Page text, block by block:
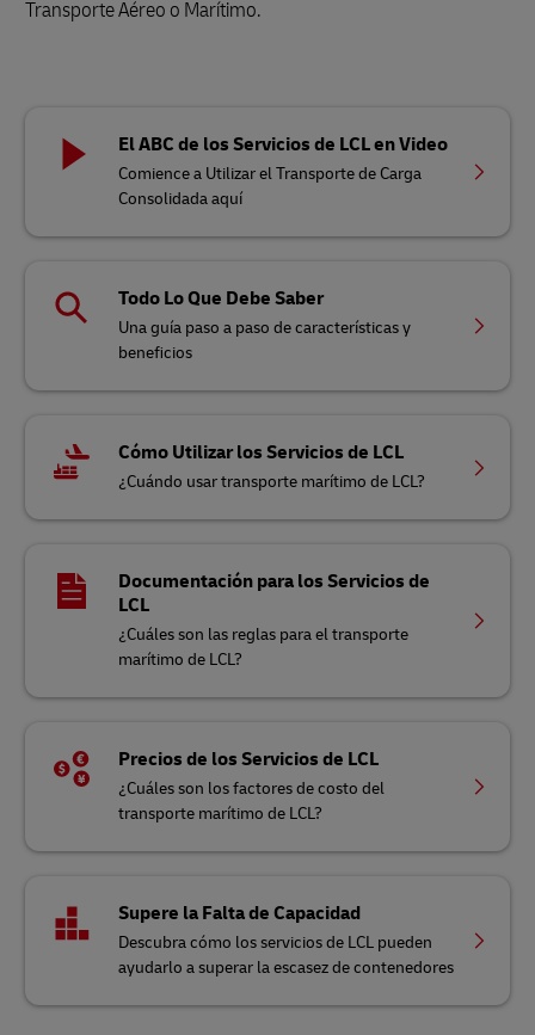
Transporte Aéreo o Marítimo.
El ABC de los Servicios de LCL en Video
Comience a Utilizar el Transporte de Carga
Consolidada aquí
Todo Lo Que Debe Saber
Una guía paso a paso de características y
beneficios
Cómo Utilizar los Servicios de LCL
¿Cuándo usar transporte marítimo de LCL?
Documentación para los Servicios de
LCL
¿Cuáles son las reglas para el transporte
marítimo de LCL?
Precios de los Servicios de LCL
¿Cuáles son los factores de costo del
transporte marítimo de LCL?
Supere la Falta de Capacidad
Descubra cómo los servicios de LCL pueden
ayudarlo a superar la escasez de contenedores